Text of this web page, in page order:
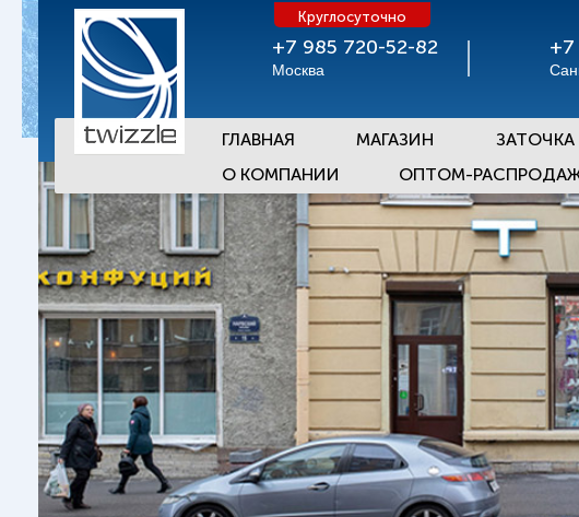
+7 985 720-52-82
Москва
Круглосуточно
+7
ГЛАВНАЯ МАГАЗИН ЗАТОЧКА
О КОМПАНИИ
ОПТОМ-